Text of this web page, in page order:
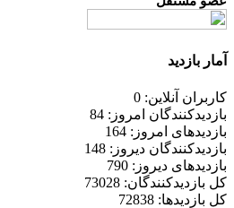
آمار بازدید
کاربران آنلاین: 0
بازدیدکنندگان امروز: 84
بازدیدهای امروز: 164
بازدیدکنندگان دیروز: 148
بازدیدهای دیروز: 790
کل بازدیدکنند‌گان: 73028
کل بازدیدها: 72838